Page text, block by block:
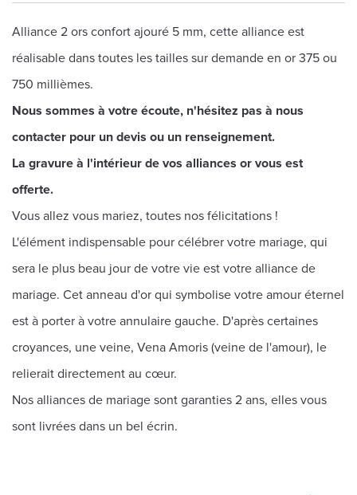
Alliance 2 ors confort ajouré 5 mm, cette alliance est
réalisable dans toutes les tailles sur demande en or 375 ou
750 millièmes.
Nous sommes à votre écoute, n'hésitez pas à nous
contacter pour un devis ou un renseignement.
La gravure à l'intérieur de vos alliances or vous est
offerte.
Vous allez vous mariez, toutes nos félicitations !
L'élément indispensable pour célébrer votre mariage, qui
sera le plus beau jour de votre vie est votre alliance de
mariage. Cet anneau d'or qui symbolise votre amour éternel
est à porter à votre annulaire gauche. D'après certaines
croyances, une veine, Vena Amoris (veine de l'amour), le
relierait directement au cœur.
Nos alliances de mariage sont garanties 2 ans, elles vous
sont livrées dans un bel écrin.